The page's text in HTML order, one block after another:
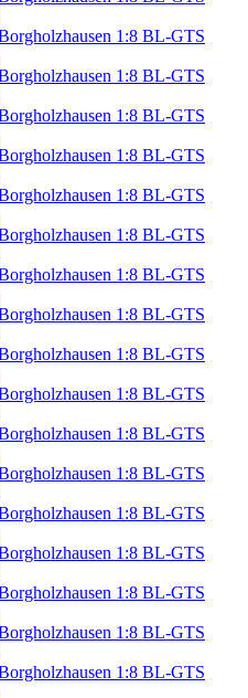
1:8 BL-GTS
1:8 BL-GTS
1:8 BL-GTS
1:8 BL-GTS
1:8 BL-GTS
1:8 BL-GTS
1:8 BL-GTS
1:8 BL-GTS
1:8 BL-GTS
1:8 BL-GTS
1:8 BL-GTS
1:8 BL-GTS
1:8 BL-GTS
1:8 BL-GTS
1:8 BL-GTS
1:8 BL-GTS
1:8 BL-GTS